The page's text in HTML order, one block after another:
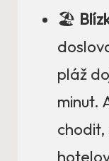
🏖️
pláž
minut.